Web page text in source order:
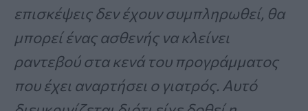
επισκέψεις δεν έχουν συμπληρωθεί, θα
μπορεί ένας ασθενής να κλείνει
ραντεβού στα κενά του προγράμματος
που έχει αναρτήσει ο γιατρός. Αυτό